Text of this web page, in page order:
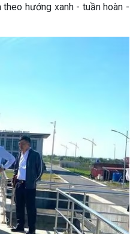
hướng xanh - tuần hoàn -